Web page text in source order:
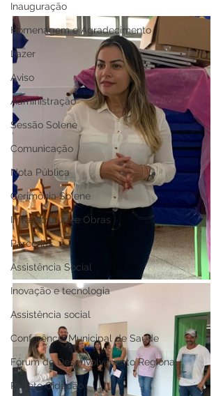
Inauguração
Homenagem e Agradecimento
Lazer
Aviso
Administração
Sessão Solene
Comunicação
Nota Pública
Cerimônia Solene
Infraestrutura e Obras
Parcerias
Assistência Social
Inovação e tecnologia
Assistência social
Conferência Municipal de Saúde
Fórum de Desenvolvimento Regional
Projeto Cidadão